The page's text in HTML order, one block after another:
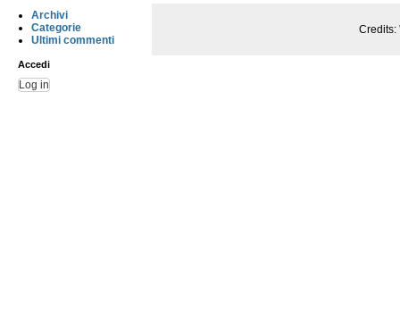
Archivi
Categorie
Ultimi commenti
Accedi
Log in
Credits: